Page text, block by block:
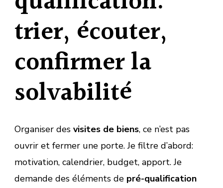
trier, écouter,
confirmer la
solvabilité
Organiser des visites de biens, ce n’est pas
ouvrir et fermer une porte. Je filtre d’abord:
motivation, calendrier, budget, apport. Je
demande des éléments de pré-qualification